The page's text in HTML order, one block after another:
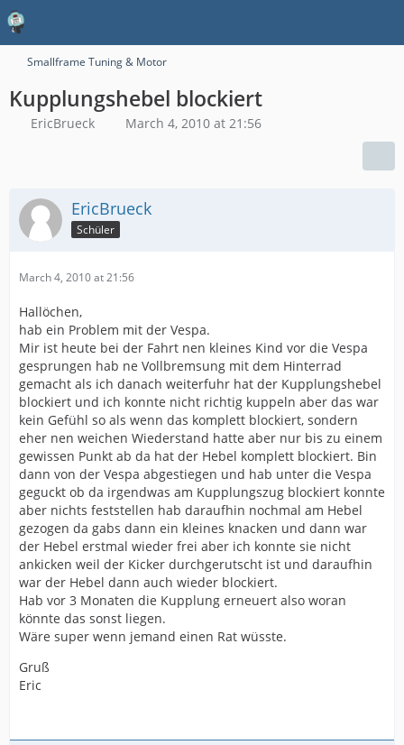
Smallframe Tuning & Motor
Kupplungshebel blockiert
EricBrueck March 4, 2010 at 21:56
EricBrueck
Schüler
March 4, 2010 at 21:56
Hallöchen,
hab ein Problem mit der Vespa.
Mir ist heute bei der Fahrt nen kleines Kind vor die Vespa
gesprungen hab ne Vollbremsung mit dem Hinterrad
gemacht als ich danach weiterfuhr hat der Kupplungshebel
blockiert und ich konnte nicht richtig kuppeln aber das war
kein Gefühl so als wenn das komplett blockiert, sondern
eher nen weichen Wiederstand hatte aber nur bis zu einem
gewissen Punkt ab da hat der Hebel komplett blockiert. Bin
dann von der Vespa abgestiegen und hab unter die Vespa
geguckt ob da irgendwas am Kupplungszug blockiert konnte
aber nichts feststellen hab daraufhin nochmal am Hebel
gezogen da gabs dann ein kleines knacken und dann war
der Hebel erstmal wieder frei aber ich konnte sie nicht
ankicken weil der Kicker durchgerutscht ist und daraufhin
war der Hebel dann auch wieder blockiert.
Hab vor 3 Monaten die Kupplung erneuert also woran
könnte das sonst liegen.
Wäre super wenn jemand einen Rat wüsste.
Gruß
Eric